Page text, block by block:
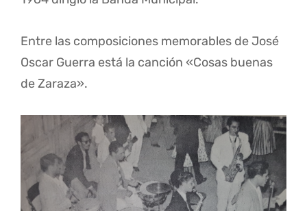
Entre las composiciones memorables de José
Oscar Guerra está la canción «Cosas buenas
de Zaraza».